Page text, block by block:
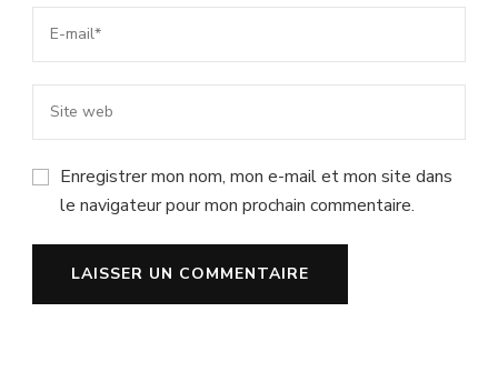
Enregistrer mon nom, mon e-mail et mon site dans
le navigateur pour mon prochain commentaire.